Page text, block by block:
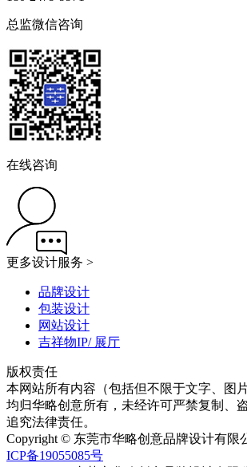
总监微信咨询
在线咨询
更多设计服务 >
品牌设计
包装设计
网站设计
吉祥物IP/ 展厅
版权责任
本网站所有内容（包括但不限于文字、图
均归华略创意所有，未经许可严禁复制、
追究法律责任。
Copyright © 东莞市华略创意品牌设计有限
ICP备19055085号